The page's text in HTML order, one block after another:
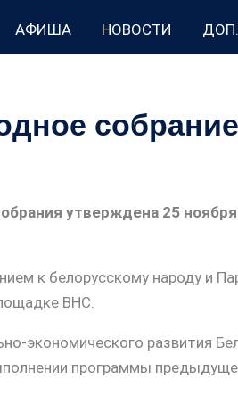
АФИША НОВОСТИ
собрание
утверждена 25
к белорусскому народу и
ВНС.
экономического развития
программы